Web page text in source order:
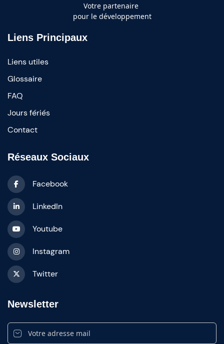
Votre partenaire
pour le développement
Liens Principaux
Liens utiles
Glossaire
FAQ
Jours fériés
Contact
Réseaux Sociaux
Facebook
LinkedIn
Youtube
Instagram
Twitter
Newsletter